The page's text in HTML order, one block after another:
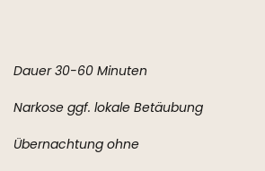
Dauer 30-60 Minuten
Narkose ggf. lokale Betäubung
Übernachtung ohne